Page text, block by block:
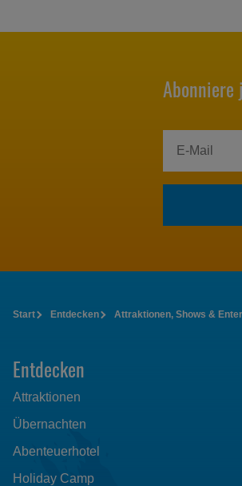
Abonniere
Start Entdecken Attraktionen, Shows &
Entdecken
Attraktionen
Übernachten
Abenteuerhotel
Holiday Camp